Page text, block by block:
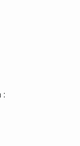
: